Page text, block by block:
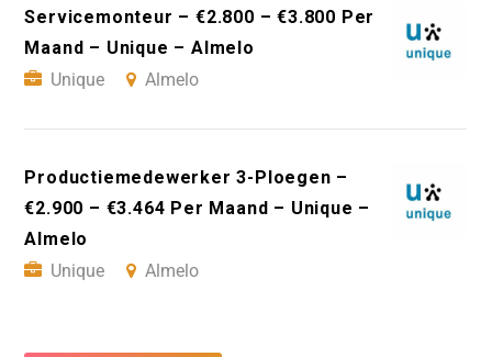
Servicemonteur – €2.800 – €3.800 Per
Maand – Unique – Almelo
Unique
Almelo
Productiemedewerker 3-Ploegen –
€2.900 – €3.464 Per Maand – Unique –
Almelo
Unique
Almelo